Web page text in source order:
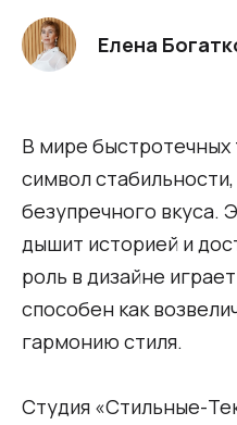
Елена
В мире быстротечных
символ
безупречного вкуса.
дышит историей и
роль в дизайне
способен как
гармонию стиля.
Студия «Стильные-